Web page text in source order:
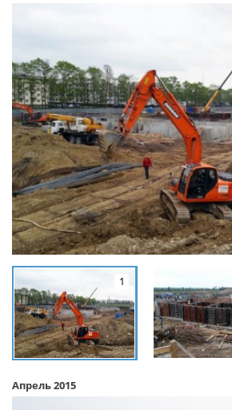
1
Апрель 2015